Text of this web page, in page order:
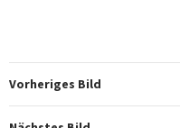
Vorheriges Bild